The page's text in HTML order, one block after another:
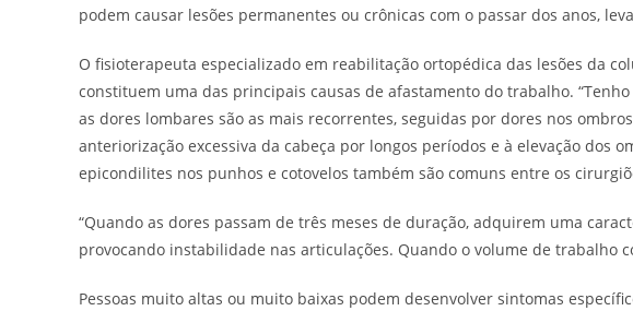
podem causar lesões permanentes ou crônicas com o passar dos anos,
O fisioterapeuta especializado em reabilitação ortopédica das lesões da
constituem uma das principais causas de afastamento do trabalho.
as dores lombares são as mais recorrentes, seguidas por dores nos
anteriorização excessiva da cabeça por longos períodos e à elevação dos
epicondilites nos punhos e cotovelos também são comuns entre os
“Quando as dores passam de três meses de duração, adquirem uma
provocando instabilidade nas articulações. Quando o volume de trabalho
Pessoas muito altas ou muito baixas podem desenvolver sintomas